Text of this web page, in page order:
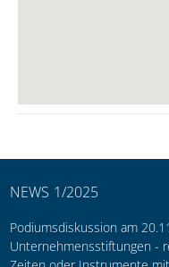
NEWS 1/2025
Podiumsdiskussion am
Unternehmensstiftungen -